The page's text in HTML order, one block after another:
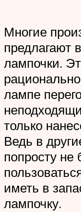
Многие
предлагают
лампочки.
лампе
только
Ведь в
попросту не
иметь в
лампочку.